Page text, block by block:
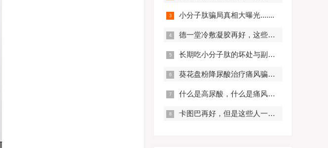
小分子肽骗局真相大曝光.......
德一堂冷敷凝胶再好，这些人一定不要用！还有些人必须..........
长期吃小分子肽的坏处与副作用，肽与蛋白质的区别
葵花盘粉降尿酸治疗痛风骗局？真实曝光，赶紧来看！
什么是高尿酸，什么是痛风？痛风有什么症状？
卡图巴再好，但是这些人一定不要服用！